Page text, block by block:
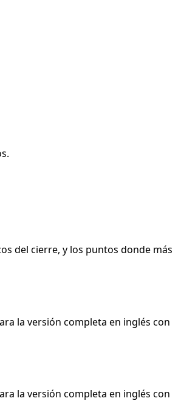
del cierre, y los puntos donde más
la versión completa en inglés con
la versión completa en inglés con